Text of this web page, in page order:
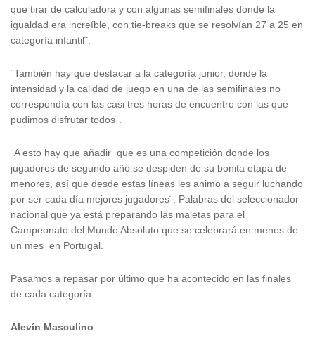
que tirar de calculadora y con algunas semifinales donde la
igualdad era increíble, con tie-breaks que se resolvían 27 a 25 en
categoría infantil¨.
¨También hay que destacar a la categoría junior, donde la
intensidad y la calidad de juego en una de las semifinales no
correspondía con las casi tres horas de encuentro con las que
pudimos disfrutar todos¨.
¨A esto hay que añadir que es una competición donde los
jugadores de segundo año se despiden de su bonita etapa de
menores, así que desde estas líneas les animo a seguir luchando
por ser cada día mejores jugadores¨. Palabras del seleccionador
nacional que ya está preparando las maletas para el
Campeonato del Mundo Absoluto que se celebrará en menos de
un mes en Portugal.
Pasamos a repasar por último que ha acontecido en las finales
de cada categoría.
Alevín Masculino